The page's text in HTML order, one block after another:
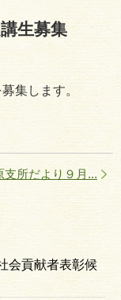
生募集
集します。
支所だより９月...
会貢献者表彰候